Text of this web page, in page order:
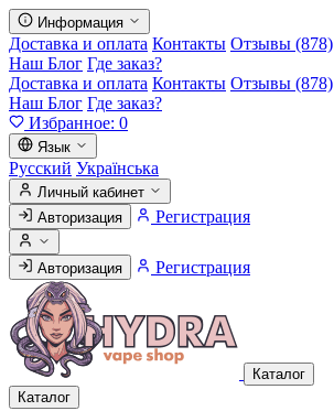
Информация
Доставка и оплата Контакты Отзывы (878)
Наш Блог Где заказ?
Доставка и оплата Контакты Отзывы (878)
Наш Блог Где заказ?
Избранное: 0
Язык
Русский Українська
Личный кабинет
Авторизация
Регистрация
Авторизация Регистрация
Каталог
Каталог